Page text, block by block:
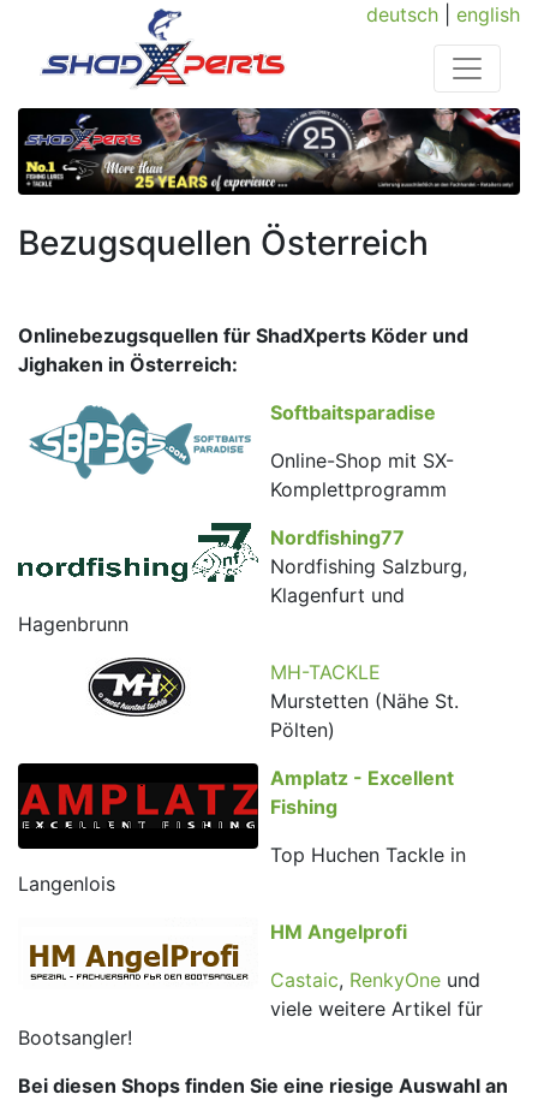
deutsch english
Bezugsquellen Österreich
Onlinebezugsquellen für ShadXperts Köder und
Jighaken in Österreich:
Softbaitsparadise
Online-Shop mit SX-
Komplettprogramm
Nordfishing77
Nordfishing Salzburg,
Klagenfurt und
Hagenbrunn
MH-TACKLE
Murstetten (Nähe St.
Pölten)
Amplatz - Excellent
Fishing
Top Huchen Tackle in
Langenlois
HM Angelprofi
Castaic, RenkyOne und
viele weitere Artikel für
Bootsangler!
Bei diesen Shops finden Sie eine riesige Auswahl an